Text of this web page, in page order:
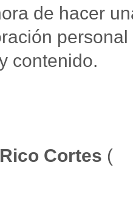
de hacer
personal
y contenido.
Cortes (